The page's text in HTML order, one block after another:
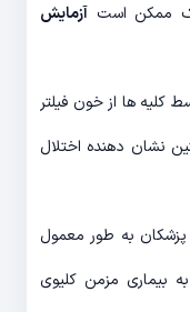
ممکن است آزمایش
کلیه ها از خون فیلتر
نشان دهنده اختلال
پزشکان به طور معمول
به بیماری مزمن کلیوی